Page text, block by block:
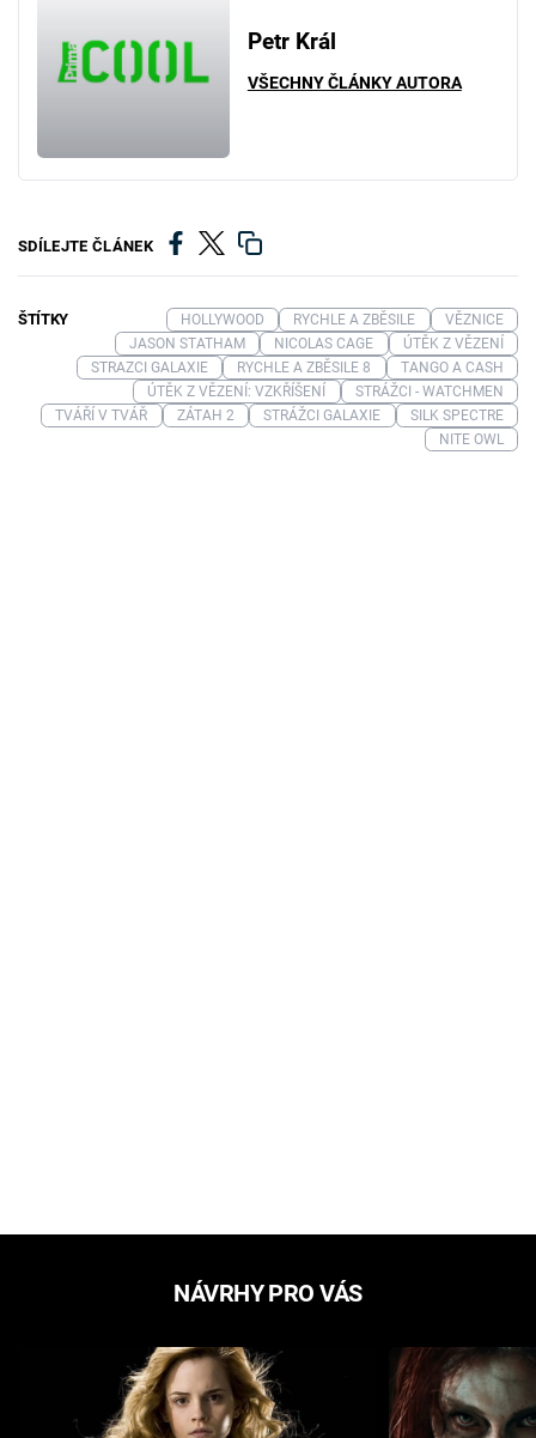
Petr Král
VŠECHNY ČLÁNKY AUTORA
SDÍLEJTE ČLÁNEK
ŠTÍTKY HOLLYWOOD RYCHLE A ZBĚSILE
VĚZNICE
JASON STATHAM
NICOLAS CAGE
ÚTĚK Z VĚZENÍ
STRAZCI GALAXIE
RYCHLE A ZBĚSILE 8
TANGO A CASH
ÚTĚK Z VĚZENÍ: VZKŘÍŠENÍ
STRÁŽCI - WATCHMEN
TVÁŘÍ V TVÁŘ
ZÁTAH 2 STRÁŽCI GALAXIE
SILK SPECTRE
NITE OWL
NÁVRHY PRO VÁS